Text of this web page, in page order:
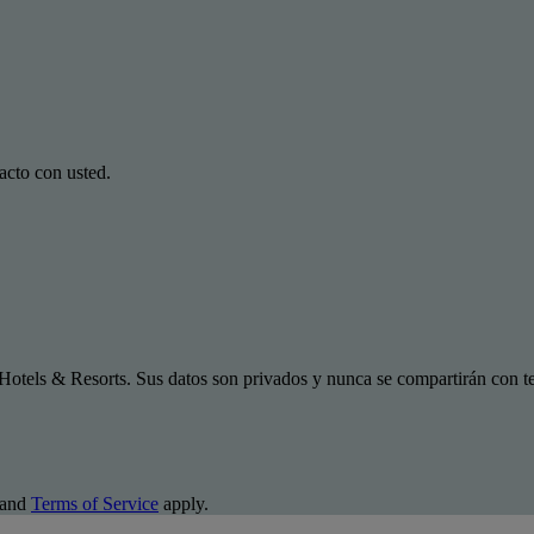
con usted.
& Resorts. Sus datos son privados y nunca se compartirán con
and Terms of Service apply.